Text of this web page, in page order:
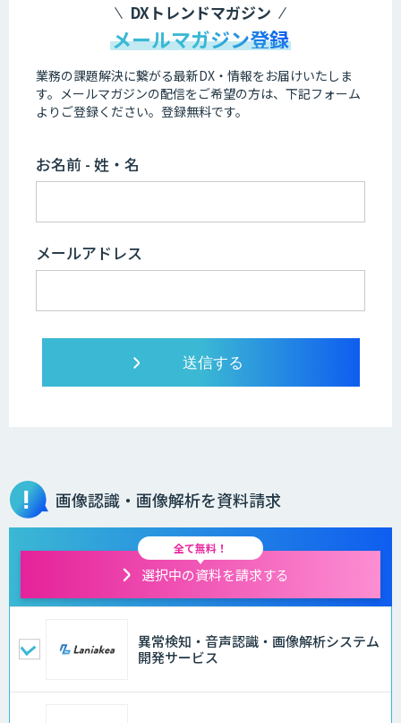
DXトレンドマガジン
メールマガジン登録
業務の課題解決に繋がる最新DX・情報をお届けいたしま
す。 メールマガジンの配信をご希望の方は、下記フォーム
よりご登録ください。登録無料です。
お名前 - 姓・名
メールアドレス
画像認識・画像解析を資料請求
全て無料！
選択中の資料を請求する
異常検知・音声認識・画像解析システム
開発サービス